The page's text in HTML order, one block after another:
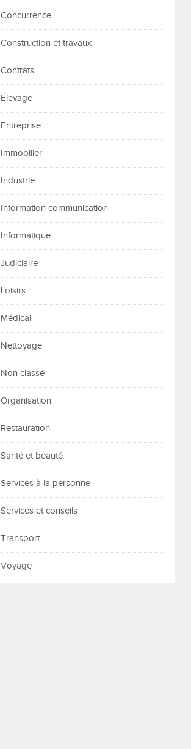
Concurrence
Construction et travaux
Contrats
Élevage
Entreprise
Immobilier
Industrie
Information communication
Informatique
Judiciaire
Loisirs
Médical
Nettoyage
Non classé
Organisation
Restauration
Santé et beauté
Services à la personne
Services et conseils
Transport
Voyage